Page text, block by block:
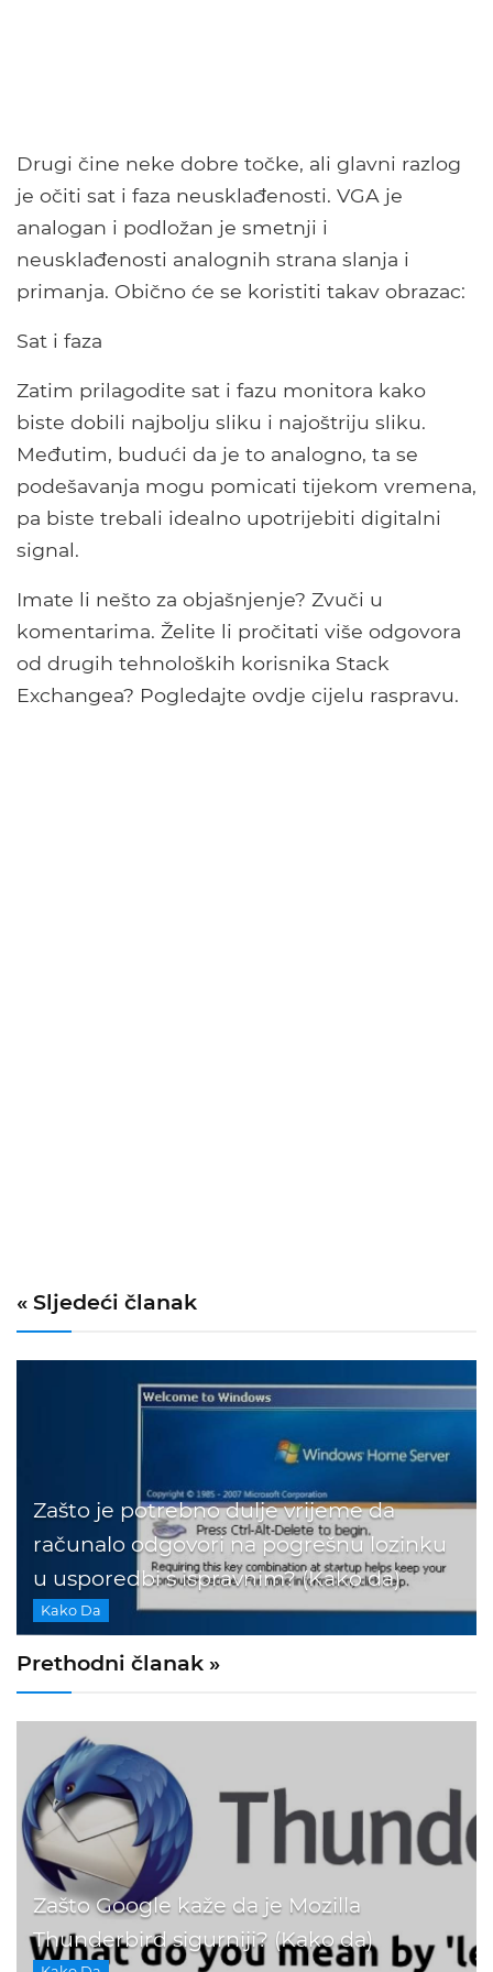
Drugi čine neke dobre točke, ali glavni razlog
je očiti sat i faza neusklađenosti. VGA je
analogan i podložan je smetnji i
neusklađenosti analognih strana slanja i
primanja. Obično će se koristiti takav obrazac:
Sat i faza
Zatim prilagodite sat i fazu monitora kako
biste dobili najbolju sliku i najoštriju sliku.
Međutim, budući da je to analogno, ta se
podešavanja mogu pomicati tijekom vremena,
pa biste trebali idealno upotrijebiti digitalni
signal.
Imate li nešto za objašnjenje? Zvuči u
komentarima. Želite li pročitati više odgovora
od drugih tehnoloških korisnika Stack
Exchangea? Pogledajte ovdje cijelu raspravu.
« Sljedeći članak
Zašto je potrebno dulje vrijeme da
računalo odgovori na pogrešnu lozinku
u usporedbi s ispravnim? (Kako da)
Kako Da
Prethodni članak »
Zašto Google kaže da je Mozilla
Thunderbird sigurniji? (Kako da)